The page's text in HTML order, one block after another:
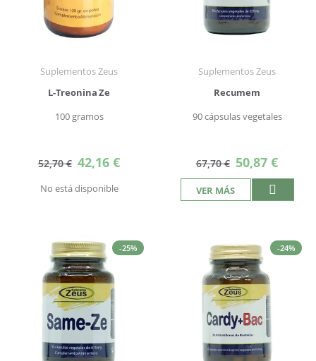
Suplementos Zeus
L-Treonina Ze
100 gramos
52,70 € Precio
especial
42,16 €
No está disponible
Suplementos Zeus
Recumem
90 cápsulas vegetales
67,70 € Precio
especial
50,87 €
VER MÁS
-25% -24%